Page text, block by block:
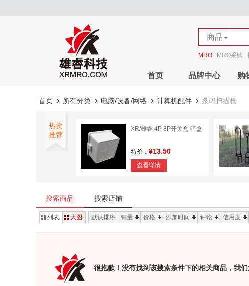
商品
店铺
MRO MRO采购
首页 品牌中心 购
首页 所有分类 电脑/设备/网络 计算机配件 条码扫描枪
热卖
推荐
XR/雄睿 4P 8P开关盒 暗盒
特价： ¥13.50
查看详情
特价：¥2.07
查看详情
搜索商品 搜索店铺
列表 大图 默认排序 销量 价格 添加时间 评论 信用度
很抱歉！没有找到该搜索条件下的相关商品，我